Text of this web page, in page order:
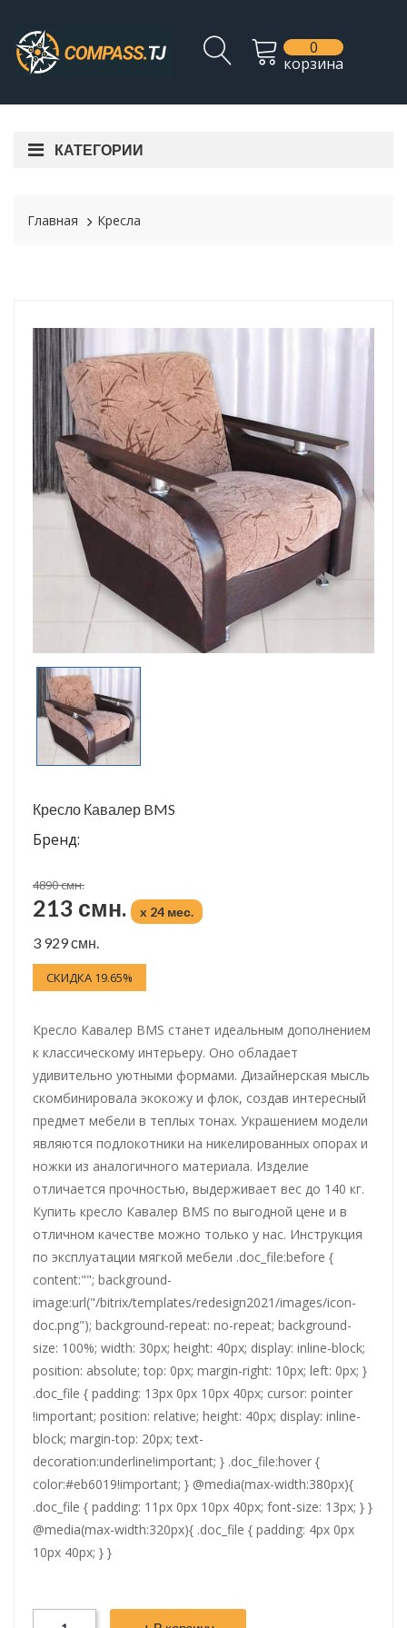
0
корзина
КАТЕГОРИИ
Главная Кресла
Кресло Кавалер BMS
Бренд:
4890 смн.
213 смн. x 24 мес.
3 929 смн.
СКИДКА 19.65%
Кресло Кавалер BMS станет идеальным дополнением
к классическому интерьеру. Оно обладает
удивительно уютными формами. Дизайнерская мысль
скомбинировала экокожу и флок, создав интересный
предмет мебели в теплых тонах. Украшением модели
являются подлокотники на никелированных опорах и
ножки из аналогичного материала. Изделие
отличается прочностью, выдерживает вес до 140 кг.
Купить кресло Кавалер BMS по выгодной цене и в
отличном качестве можно только у нас. Инструкция
по эксплуатации мягкой мебели .doc_file:before {
content:""; background-
image:url("/bitrix/templates/redesign2021/images/icon-
doc.png"); background-repeat: no-repeat; background-
size: 100%; width: 30px; height: 40px; display: inline-block;
position: absolute; top: 0px; margin-right: 10px; left: 0px; }
.doc_file { padding: 13px 0px 10px 40px; cursor: pointer
!important; position: relative; height: 40px; display: inline-
block; margin-top: 20px; text-
decoration:underline!important; } .doc_file:hover {
color:#eb6019!important; } @media(max-width:380px){
.doc_file { padding: 11px 0px 10px 40px; font-size: 13px; } }
@media(max-width:320px){ .doc_file { padding: 4px 0px
10px 40px; } }